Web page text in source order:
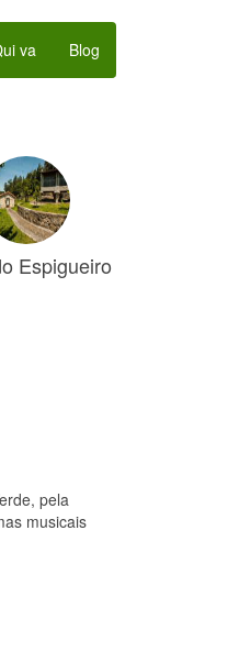
va Blog
Espigueiro
pela
musicais